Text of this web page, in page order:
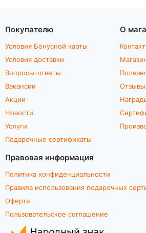
Покупателю
Условия Бонусной карты
Условия доставки
Вопросы-ответы
Вакансии
Акции
Новости
Услуги
Подарочные сертификаты
О
Отзывы
Правовая информация
Политика конфиденциальности
Правила использования подарочных
Оферта
Пользовательское соглашение